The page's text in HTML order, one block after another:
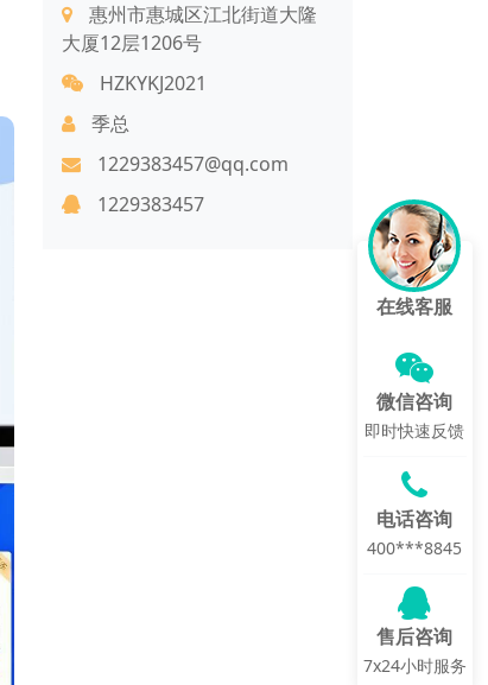
惠州市惠城区江北街道大隆
大厦12层1206号
HZKYKJ2021
季总
1229383457@qq.com
1229383457
在线客服
微信咨询
即时快速反馈
电话咨询
400***8845
售后咨询
7x24小时服务